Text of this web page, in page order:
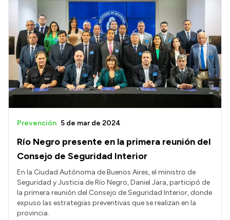
Río Negro presente en la primera reunión del
Consejo de Seguridad Interior
Prevención 5 de mar de 2024
En la Ciudad Autónoma de Buenos Aires, el ministro de
Seguridad y Justicia de Río Negro, Daniel Jara, participó de
la primera reunión del Consejo de Seguridad Interior, donde
expuso las estrategias preventivas que se realizan en la
provincia.